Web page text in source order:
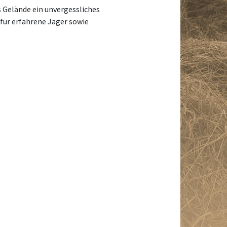
ein unvergessliches
erfahrene Jäger sowie